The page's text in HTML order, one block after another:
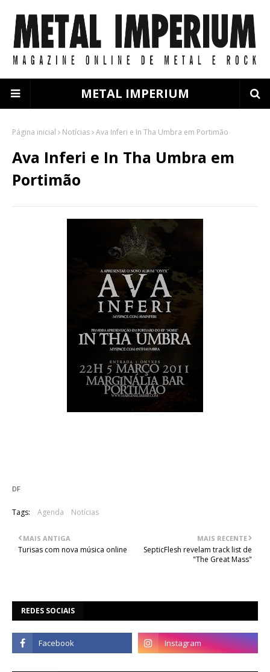
METAL IMPERIUM
Página inicial Notícias Ava Inferi e In Tha Umbra em Portimão
Ava Inferi e In Tha Umbra em
Portimão
DF
Tags: Agenda Notícias
MAIS RECENTE
SepticFlesh revelam track list de
"The Great Mass"
MAIS ANTIGA
Turisas com nova música online
REDES SOCIAIS